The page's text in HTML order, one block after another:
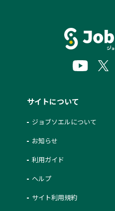
サイトについて
ジョブソエルについて
お知らせ
利用ガイド
ヘルプ
サイト利用規約